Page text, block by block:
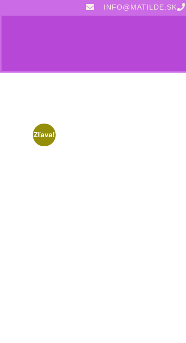
INFO@MATILDE.SK
Zľava!